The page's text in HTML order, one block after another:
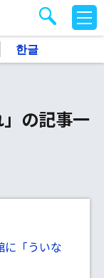
한글
M
E
の記事一
に「ういな